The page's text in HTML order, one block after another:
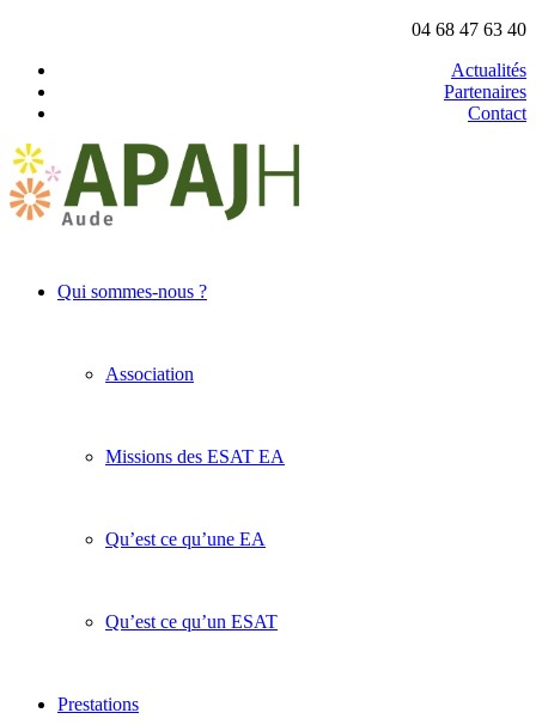
04 68 47 63 40
Actualités
Partenaires
Contact
Qui sommes-nous ?
Association
Missions des ESAT EA
Qu’est ce qu’une EA
Qu’est ce qu’un ESAT
Prestations